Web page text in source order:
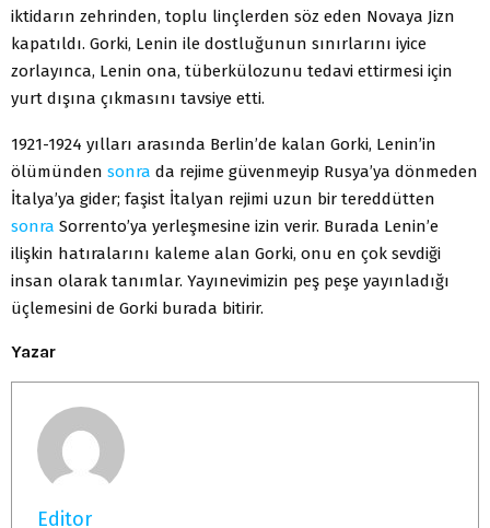
iktidarın zehrinden, toplu linçlerden söz eden Novaya Jizn
kapatıldı. Gorki, Lenin ile dostluğunun sınırlarını iyice
zorlayınca, Lenin ona, tüberkülozunu tedavi ettirmesi için
yurt dışına çıkmasını tavsiye etti.
1921-1924 yılları arasında Berlin’de kalan Gorki, Lenin’in
ölümünden sonra da rejime güvenmeyip Rusya’ya dönmeden
İtalya’ya gider; faşist İtalyan rejimi uzun bir tereddütten
sonra Sorrento’ya yerleşmesine izin verir. Burada Lenin’e
ilişkin hatıralarını kaleme alan Gorki, onu en çok sevdiği
insan olarak tanımlar. Yayınevimizin peş peşe yayınladığı
üçlemesini de Gorki burada bitirir.
Yazar
Editor